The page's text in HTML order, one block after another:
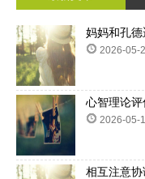
妈妈和孔
2026-05-
心智理论
2026-05-
相互注意